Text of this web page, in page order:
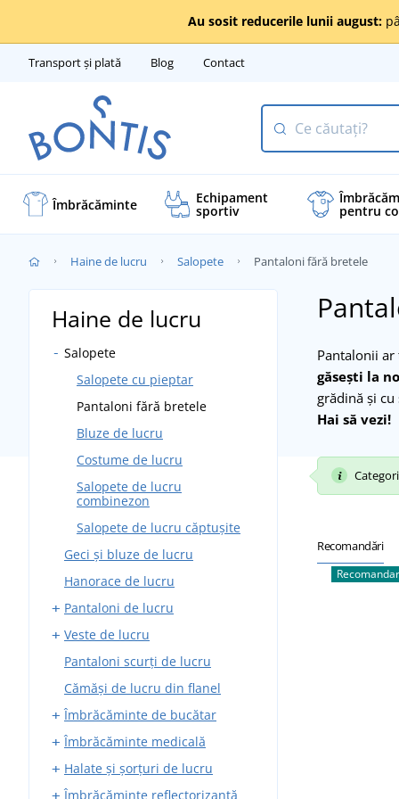
Au sosit reducerile lunii august:
Transport și plată Blog Contact
Îmbrăcăminte Echipament
sportiv pentru
Haine de lucru Salopete Pantaloni fără bretele
Pantalonii
găsești la
grădină și
Hai să vezi!
Haine de lucru
Salopete
Salopete cu pieptar
Pantaloni fără bretele
Bluze de lucru
Costume de lucru
Salopete de lucru
combinezon
Salopete de lucru căptușite
Geci și bluze de lucru
Hanorace de lucru
Pantaloni de lucru
Pantaloni standard
Pantaloni cu bretele
Veste de lucru
Cu buzunare
Căptușite
Pantaloni scurți de lucru
Cămăși de lucru din flanel
Îmbrăcăminte de bucătar
Pantaloni de lucru
Șorțuri
Halate
Îmbrăcăminte medicală
Bluze și cămăși medicale
Halate medicale
Halate și șorțuri de lucru
Șorțuri pentru fierari
Îmbrăcăminte reflectorizantă
Recomandări